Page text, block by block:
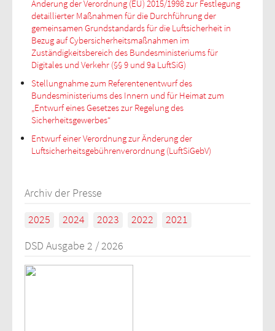
Änderung der Verordnung (EU) 2015/1998 zur Festlegung
detaillierter Maßnahmen für die Durchführung der
gemeinsamen Grundstandards für die Luftsicherheit in
Bezug auf Cybersicherheitsmaßnahmen im
Zuständigkeitsbereich des Bundesministeriums für
Digitales und Verkehr (§§ 9 und 9a LuftSiG)
Stellungnahme zum Referentenentwurf des
Bundesministeriums des Innern und für Heimat zum
„Entwurf eines Gesetzes zur Regelung des
Sicherheitsgewerbes“
Entwurf einer Verordnungzur Änderung der
Luftsicherheitsgebührenverordnung (LuftSiGebV)
Archiv der Presse
2025
2024 2023 2022
2021
DSD Ausgabe 2 / 2026